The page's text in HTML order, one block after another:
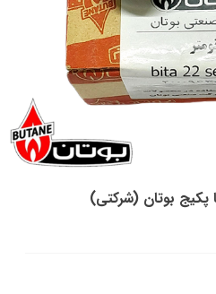
پکیج بوتان (شرکتی)